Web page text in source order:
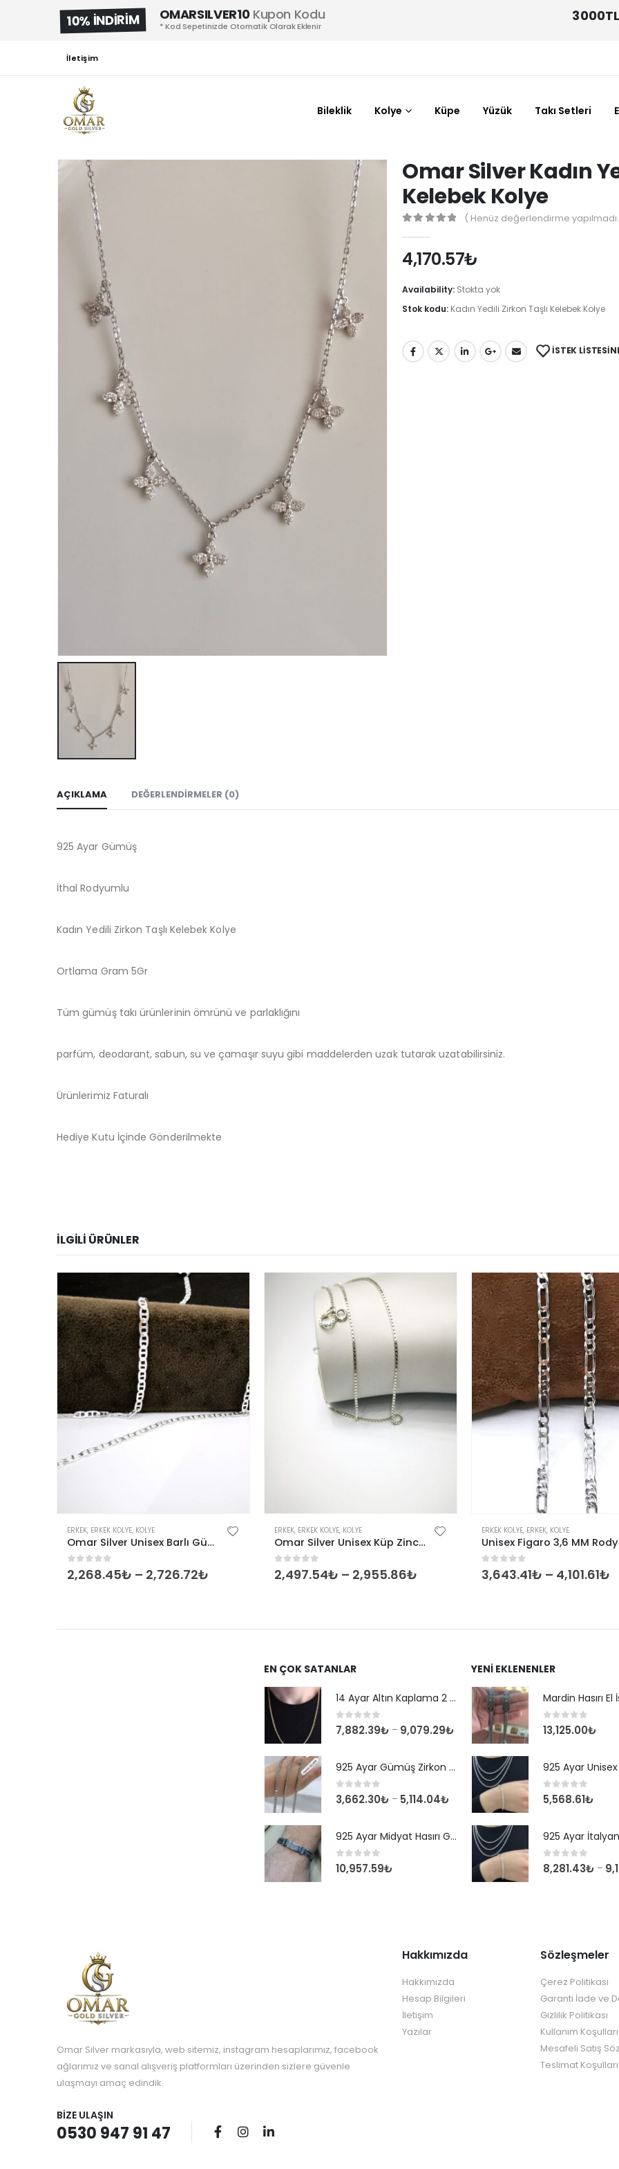
10% İNDİRİM OMARSILVER10Kupon Kodu
* Kod Sepetinizde Otomatik Olarak Eklenir
İletişim
Bileklik Kolye Küpe Yüzük Takı Setleri
Omar Silver Kadın
Kelebek Kolye
( Henüz değerlendirme
4,170.57₺
Availability: Stokta yok
Stok kodu: Kadın Yedili Zirkon Taşlı Kelebek Kolye
İSTEK
AÇIKLAMA DEĞERLENDIRMELER (0)
925 Ayar Gümüş
İthal Rodyumlu
Kadın Yedili Zirkon Taşlı Kelebek Kolye
Ortlama Gram 5Gr
Tüm gümüş takı ürünlerinin ömrünü ve parlaklığını
parfüm, deodarant, sabun, su ve çamaşır suyu gibi maddelerden uzak tutarak uzatabilirsiniz.
Ürünlerimiz Faturalı
Hediye Kutu İçinde Gönderilmekte
İLGILI ÜRÜNLER
Bu ürünün birden fazla varyasyonu var. Seçenekler ürün sayfasından seçilebilir
ERKEK, ERKEK KOLYE, KOLYE
Omar Silver Unisex Barlı Gümüş Kolye Zincir 2,25 MM
0 out of 5
2,268.45₺ – 2,726.72₺
Bu ürünün birden fazla varyasyonu var. Seçenekler ürün sayfasından seçilebilir
ERKEK, ERKEK KOLYE, KOLYE
Omar Silver Unisex Küp Zincir Gümüş Kolye 1,3 MM
0 out of 5
2,497.54₺ – 2,955.86₺
ERKEK KOLYE, ERKEK, KOLYE
0 out of 5
3,643.41₺ – 4,101.61₺
EN ÇOK SATANLAR
14 Ayar Altın Kaplama 2 mm Kare Kral Zincir Kolye
0 out of 5
7,882.39₺ – 9,079.29₺
925 Ayar Gümüş Zirkon Taşlı Yuvarlak Suyolu Bileklik
0 out of 5
3,662.30₺ – 5,114.04₺
925 Ayar Midyat Hasırı Gümüş Erkek Bilekliği
0out of 5
10,957.59₺
YENI EKLENENLER
0out of 5
13,125.00₺
0 out of 5
5,568.61₺
0 out of 5
8,281.43₺ –
Omar Silver markasıyla, web sitemiz, instagram hesaplarımız, facebook
ağlarımız ve sanal alışveriş platformları üzerinden sizlere güvenle
ulaşmayı amaç edindik.
BIZE ULAŞIN
0530 947 91 47
Hakkımızda
Hakkımızda
Hesap Bilgileri
İletişim
Yazılar
Sözleşmeler
Çerez Politikası
Garanti İade ve
Gizlilik Politikası
Kullanım Koşulları
Mesafeli Satış
Teslimat Koşulları